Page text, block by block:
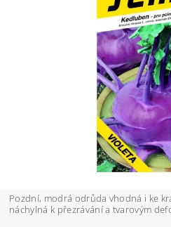
Pozdní, modrá odrůda vhodná i ke
náchylná k přezrávání a tvarovým